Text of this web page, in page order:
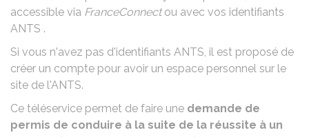
accessible via FranceConnectou avec vos identifiants
ANTS .
Si vous n'avez pas d'identifiants ANTS, il est proposé de
créer un compte pour avoir un espace personnel sur le
site de l'ANTS.
Ce téléservice permet de faire une demande de
permis de conduire à la suite de la réussite à un